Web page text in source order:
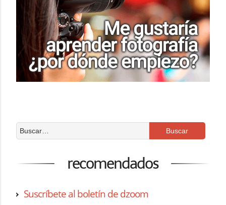
recomendados
Suscríbete al boletín de dzoom